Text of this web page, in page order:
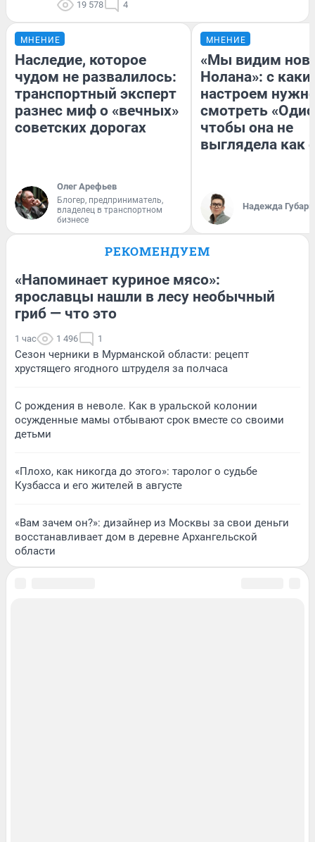
19 578 4
МНЕНИЕ
Наследие, которое
чудом не развалилось:
транспортный эксперт
разнес миф о «вечных»
советских дорогах
Олег Арефьев
Блогер, предприниматель,
владелец в транспортном
бизнесе
МНЕНИЕ
«Мы видим
Нолана»: с
настроем
смотреть
чтобы она не
выглядела как
Надежда Губарь
РЕКОМЕНДУЕМ
«Напоминает куриное мясо»:
ярославцы нашли в лесу необычный
гриб — что это
1 час 1 496 1
Сезон черники в Мурманской области: рецепт
хрустящего ягодного штруделя за полчаса
С рождения в неволе. Как в уральской колонии
осужденные мамы отбывают срок вместе со своими
детьми
«Плохо, как никогда до этого»: таролог о судьбе
Кузбасса и его жителей в августе
«Вам зачем он?»: дизайнер из Москвы за свои деньги
восстанавливает дом в деревне Архангельской
области